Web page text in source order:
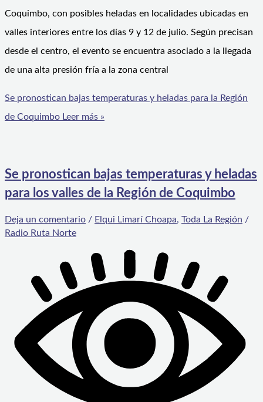
Coquimbo, con posibles heladas en localidades ubicadas en
valles interiores entre los días 9 y 12 de julio. Según precisan
desde el centro, el evento se encuentra asociado a la llegada
de una alta presión fría a la zona central
Se pronostican bajas temperaturas y heladas para la Región
de Coquimbo Leer más »
Se pronostican bajas temperaturas y heladas
para los valles de la Región de Coquimbo
Deja un comentario / Elqui Limarí Choapa, Toda La Región /
Radio Ruta Norte